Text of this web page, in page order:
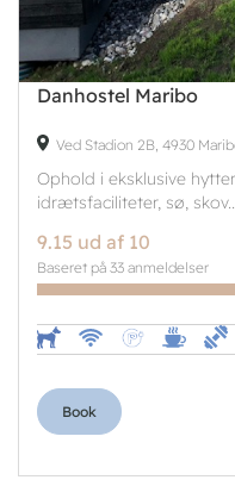
Danhostel Maribo
Ved Stadion 2B, 4930
Ophold i eksklusive
idrætsfaciliteter, sø,
9.15 ud af 10
Baseret på 33 anmeldelser
Book